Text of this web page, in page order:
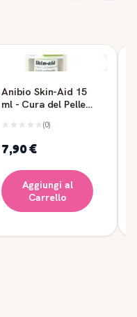
Anibio Skin-Aid 15
ml - Cura del Pelle
(0)
7,90 €
Aggiungi al
Carrello